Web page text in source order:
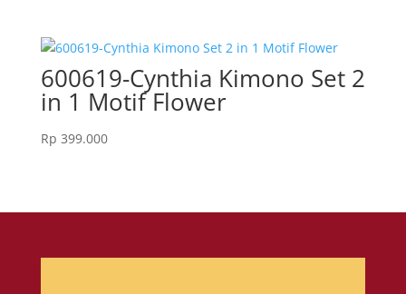
600619-Cynthia Kimono Set 2
in 1 Motif Flower
Rp 399.000